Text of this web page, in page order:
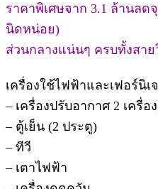
ราคาพิเศษจาก 3.1 ล้านลด
นิดหน่อย)
ส่วนกลางแน่นๆ ครบทั้งสาย
เครื่องใช้ไฟฟ้าและเฟอร์นิเ
– เครื่องปรับอากาศ 2 เครื่
– ตู้เย็น (2 ประตู)
– ทีวี
– เตาไฟฟ้า